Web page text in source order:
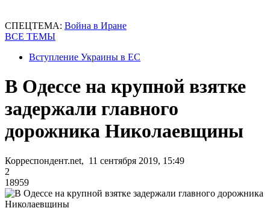
СПЕЦТЕМА: Война в Иране
ВСЕ ТЕМЫ
Вступление Украины в ЕС
В Одессе на крупной взятке
задержали главного
дорожника Николаевщины
Корреспондент.net, 11 сентября 2019, 15:49
2
18959